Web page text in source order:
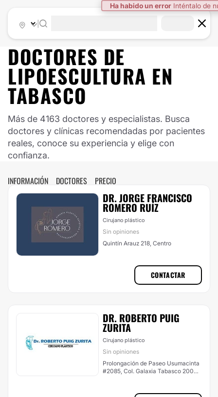
Ha habido un error Inténtalo de
DOCTORES DE
LIPOESCULTURA EN
TABASCO
Más de 4163 doctores y especialistas. Busca
doctores y clínicas recomendadas por pacientes
reales, conoce su experiencia y elige con
confianza.
INFORMACIÓN DOCTORES PRECIO
DR. JORGE FRANCISCO
ROMERO RUÍZ
Cirujano plástico
Sin opiniones
Quintín Arauz 218, Centro
CONTACTAR
DR. ROBERTO PUIG
ZURITA
Cirujano plástico
Sin opiniones
Prolongación de Paseo Usumacinta
#2085, Col. Galaxia Tabasco 2000,